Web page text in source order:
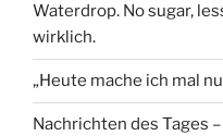
Waterdrop. No sugar,
wirklich.
„Heute mache ich mal
Nachrichten des Tages